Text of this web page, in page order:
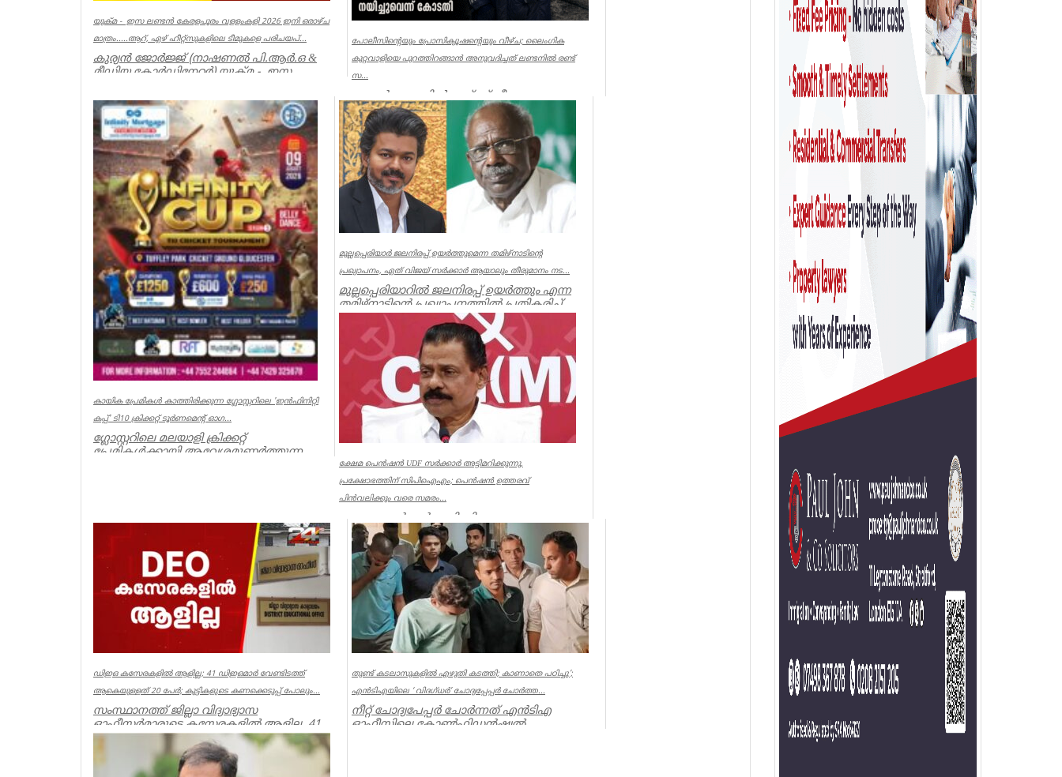
യുക്മ - ഇസ ലണ്ടൻ കേരളപൂരം വളളംകളി 2026 ഇനി ഒരാഴ്ച
മാത്രം.....ആറ്, ഏഴ് ഹീറ്റ്സുകളിലെ ടീമുകളെ പരിചയപ്...
കുര്യൻ ജോർജ്ജ് (നാഷണൽ പി.ആർ.ഒ &
മീഡിയ കോർഡിനേറ്റർ) യുക്മ - ഇസ
Associations
പോലീസിന്റെയും പ്രോസിക്യൂഷന്റെയും വീഴ്ച; ലൈംഗിക
കുറ്റവാളിയെ പുറത്തിറങ്ങാൻ അനുവദിച്ചത് ലണ്ടനിൽ രണ്ട്
സ...
ലണ്ടൻ: ലണ്ടനിൽ രണ്ട് സ്ത്രീകളെ
കൊലപ്പെടുത്തിയ സംഭവത്തിൽ
പോലീസിനും പ്രോസിക്യൂഷനും ഗുരുതര
വീഴ്ച്ച സംഭ...
UK NEWS
കായിക പ്രേമികള്‍ കാത്തിരിക്കുന്ന ഗ്ലോസ്റ്ററിലെ 'ഇന്‍ഫിനിറ്റി
കപ്പ്' ടി10 ക്രിക്കറ്റ് ടൂര്‍ണമെന്റ് ഓഗ...
ഗ്ലോസ്റ്ററിലെ മലയാളി ക്രിക്കറ്റ്
പ്രേമികള്‍ക്കായി ആവേശമുണര്‍ത്തുന്ന
മുല്ലപ്പെരിയാർ ജലനിരപ്പ് ഉയർത്തുമെന്ന തമിഴ്നാടിന്റെ
പ്രഖ്യാപനം, ഏത് വിജയ് സർക്കാർ ആയാലും തീരുമാനം നട...
മുല്ലപ്പെരിയാറിൽ ജലനിരപ്പ് ഉയർത്തും എന്ന
തമിഴ്നാടിന്റെ പ്രഖ്യാപനത്തിൽ പ്രതികരിച്ച്
മുൻമന്ത്രി എം എം...
Kerala
ക്ഷേമ പെൻഷൻ UDF സർക്കാർ അട്ടിമറിക്കുന്നു,
പ്രക്ഷോഭത്തിന് സിപിഐഎം; പെൻഷൻ ഉത്തരവ്
പിൻവലിക്കും വരെ സമരം...
ക്ഷേമ പെൻഷൻ അട്ടിമറിക്കാനുള്ള ബോധ
പൂർവമായ ശ്രമമാണ് യു ഡി എഫ് സർക്കാർ
നടത്തുന്നതെന്ന് സിപിഐഎം സംസ്ഥാ...
Kerala
ഡിഇഒ കസേരകളില്‍ ആളില്ല; 41 ഡിഇഒമാര്‍ വേണ്ടിടത്ത്
ആകെയുള്ളത് 20 പേര്‍; കുട്ടികളുടെ കണക്കെടുപ്പ് പോലും...
സംസ്ഥാനത്ത് ജില്ലാ വിദ്യാഭ്യാസ
ഓഫീസര്‍മാരുടെ കസേരകളില്‍ ആളില്ല. 41
ഡിഇഒമാരില്‍ നിലവില്‍ ഉള്ളത് 20 പ...
Kerala
തുണ്ട് കടലാസുകളില്‍ എഴുതി കടത്തി; കാണാതെ പഠിച്ചു’;
എന്‍ടിഎയിലെ ‘ വിദഗ്ധര്‍’ ചോദ്യപ്പേപ്പര്‍ ചോര്‍ത്ത...
നീറ്റ് ചോദ്യപേപ്പര്‍ ചോര്‍ന്നത് എന്‍ടിഎ
ഓഫീസിലെ കോണ്‍ഫിഡന്‍ഷ്യല്‍